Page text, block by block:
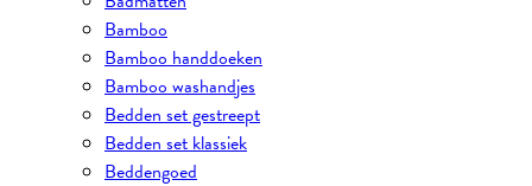
Bamboo
Bamboo handdoeken
Bamboo washandjes
Bedden set gestreept
Bedden set klassiek
Beddengoed